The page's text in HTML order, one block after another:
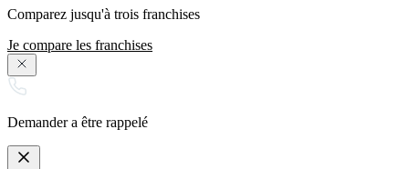
Comparez jusqu'à trois franchises
Je compare les franchises
Demander a être rappelé